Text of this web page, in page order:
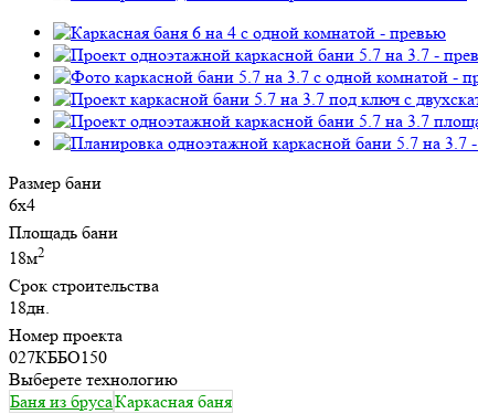
Размер бани
6х4
Площадь бани
18м2
Срок строительства
18дн.
Номер проекта
027КББО150
Выберете технологию
Баня из брусаКаркасная баня